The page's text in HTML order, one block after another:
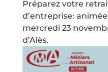
Préparez votre
d’entreprise: animée
mercredi 23
d’Alès.